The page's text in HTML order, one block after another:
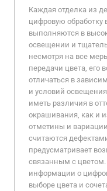
Каждая отделка из
цифровую
выполняются в
освещении и
несмотря на все
передачи цвета, его
отличаться в
и условий
иметь различия в
окрашивания, как и
отметины и
считаются
предусматривает
связанным с цветом.
информации о
выборе цвета и